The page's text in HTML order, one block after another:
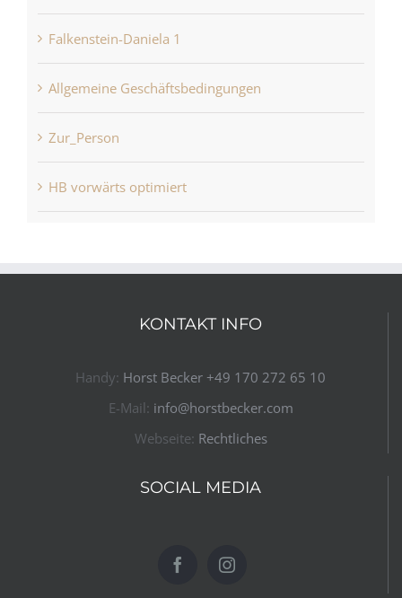
Falkenstein-Daniela 1
Allgemeine Geschäftsbedingungen
Zur_Person
HB vorwärts optimiert
KONTAKT INFO
Handy: Horst Becker ​+49 170 272 65 10​
E-Mail: info@horstbecker.com
Webseite: Rechtliches
SOCIAL MEDIA